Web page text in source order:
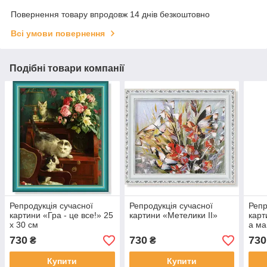
Повернення товару впродовж 14 днів безкоштовно
Всі умови повернення
Подібні товари компанії
Репродукція сучасної
картини «Гра - це все!» 25
х 30 см
730 ₴
Купити
Репродукція сучасної
картини «Метелики II»
730₴
Купити
а
730